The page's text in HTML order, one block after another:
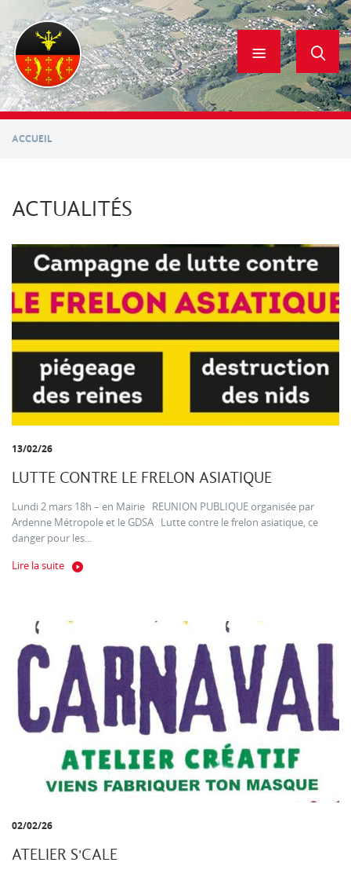
contenu
principal
ACCUEIL
ACTUALITÉS
13/02/26
LUTTE CONTRE LE FRELON ASIATIQUE
Lundi 2 mars 18h – en Mairie REUNION PUBLIQUE organisée par
Ardenne Métropole et le GDSA Lutte contre le frelon asiatique, ce
danger pour les...
Lire la suite
02/02/26
ATELIER S'CALE